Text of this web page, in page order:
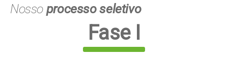
Nosso processo seletivo
Fase I